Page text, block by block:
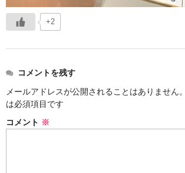
+2
コメントを残す
メールアドレスが公開されることはありません。
は必須項目です
コメント ※